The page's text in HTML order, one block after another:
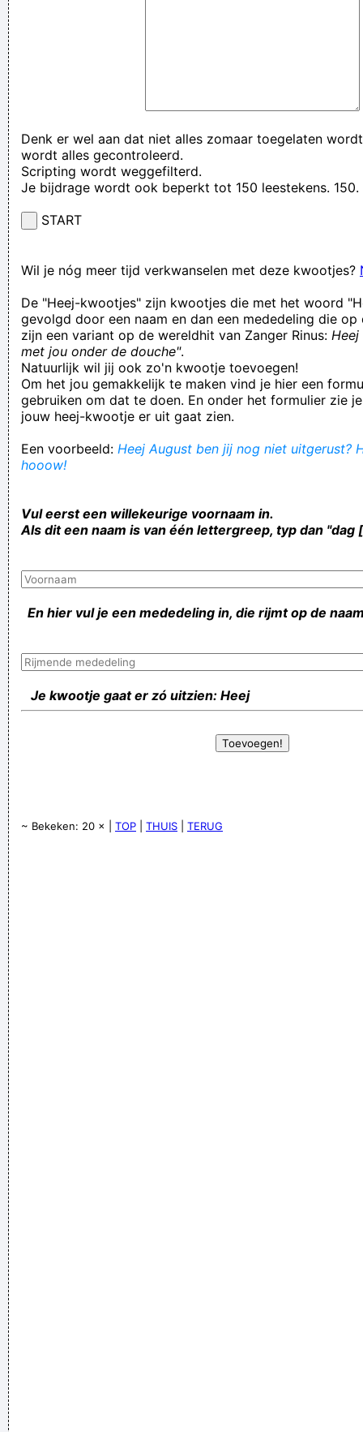
Denk er wel aan dat niet alles zomaar toegelaten
wordt alles gecontroleerd.
Scripting wordt weggefilterd.
Je bijdrage wordt ook beperkt tot 150 leestekens. 150.
START
Wil je nóg meer tijd verkwanselen met deze kwootjes?
De "Heej-kwootjes" zijn kwootjes die met het woord
gevolgd door een naam en dan een mededeling die op
zijn een variant op de wereldhit van Zanger Rinus:
met jou onder de douche".
Natuurlijk wil jij ook zo'n kwootje toevoegen!
Om het jou gemakkelijk te maken vind je hier een
gebruiken om dat te doen. En onder het formulier zie
jouw heej-kwootje er uit gaat zien.
Een voorbeeld: Heej August ben jij nog niet uitgerust?
hooow!
Vul eerst een willekeurige voornaam in.
Als dit een naam is van één lettergreep, typ dan "dag
En hier vul je een mededeling in, die rijmt op de
Je kwootje gaat er zó uitzien: Heej
~ Bekeken: 20 × | TOP THUIS TERUG